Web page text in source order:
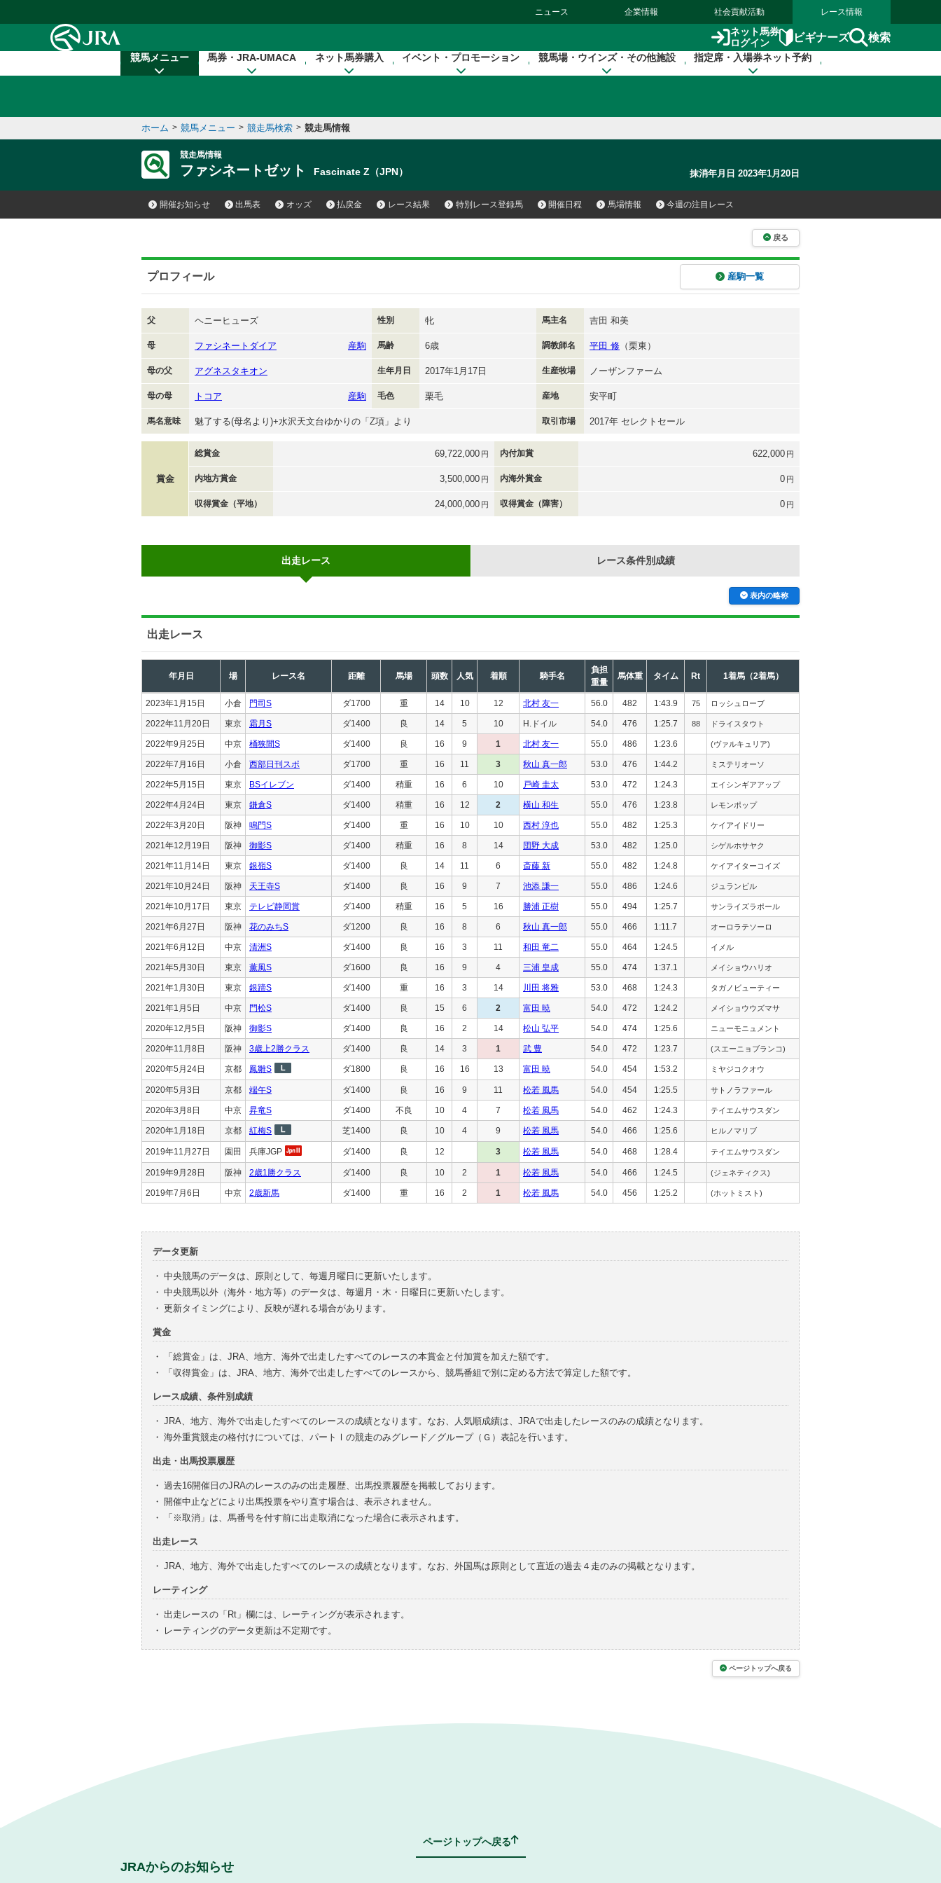
ニュース 企業情報 社会貢献活動 レース情報
ネット馬券
ログイン
ビギナーズ 検索
競馬メニュー 馬券・JRA-UMACA ネット馬券購入 イベント・プロモーション 競馬場・ウインズ・その他施設 指定席・入場券ネット予約
ホーム > 競馬メニュー > 競走馬検索 > 競走馬情報
競走馬情報
ファシネートゼット Fascinate Z（JPN） 抹消年月日 2023年1月20日
開催お知らせ 出馬表 オッズ 払戻金 レース結果 特別レース登録馬 開催日程 馬場情報 今週の注目レース
戻る
プロフィール 産駒一覧
父 ヘニーヒューズ 性別 牝 馬主名 吉田 和美
母 ファシネートダイア 産駒 馬齢 6歳 調教師名 平田 修 （栗東）
母の父 アグネスタキオン 生年月日 2017年1月17日 生産牧場 ノーザンファーム
母の母 トコア 産駒 毛色 栗毛 産地 安平町
馬名意味 魅了する(母名より)+水沢天文台ゆかりの「Z項」より 取引市場 2017年 セレクトセール
賞金
総賞金 69,722,000 円 内付加賞 622,000 円
内地方賞金 3,500,000 円 内海外賞金 0 円
収得賞金（平地） 24,000,000 円 収得賞金（障害） 0 円
出走レース レース条件別成績
表内の略称
出走レース
年月日 場 レース名 距離 馬場 頭数 人気 着順 騎手名
負担
重量
馬体重 タイム Rt 1着馬（2着馬）
2023年1月15日 小倉 門司S ダ1700 重 14 10 12 北村 友一 56.0 482 1:43.9 75 ロッシュローブ
2022年11月20日 東京 霜月S ダ1400 良 14 5 10 H.ドイル 54.0 476 1:25.7 88 ドライスタウト
2022年9月25日 中京 桶狭間S ダ1400 良 16 9 1 北村 友一 55.0 486 1:23.6 (ヴァルキュリア)
2022年7月16日 小倉 西部日刊スポ ダ1700 重 16 11 3 秋山 真一郎 53.0 476 1:44.2 ミステリオーソ
2022年5月15日 東京 BSイレブン ダ1400 稍重 16 6 10 戸崎 圭太 53.0 472 1:24.3 エイシンギアアップ
2022年4月24日 東京 鎌倉S ダ1400 稍重 16 12 2 横山 和生 55.0 476 1:23.8 レモンポップ
2022年3月20日 阪神 鳴門S ダ1400 重 16 10 10 西村 淳也 55.0 482 1:25.3 ケイアイドリー
2021年12月19日 阪神 御影S ダ1400 稍重 16 8 14 団野 大成 53.0 482 1:25.0 シゲルホサヤク
2021年11月14日 東京 銀嶺S ダ1400 良 14 11 6 斎藤 新 55.0 482 1:24.8 ケイアイターコイズ
2021年10月24日 阪神 天王寺S ダ1400 良 16 9 7 池添 謙一 55.0 486 1:24.6 ジュランビル
2021年10月17日 東京 テレビ静岡賞 ダ1400 稍重 16 5 16 勝浦 正樹 55.0 494 1:25.7 サンライズラポール
2021年6月27日 阪神 花のみちS ダ1200 良 16 8 6 秋山 真一郎 55.0 466 1:11.7 オーロラテソーロ
2021年6月12日 中京 清洲S ダ1400 良 16 3 11 和田 竜二 55.0 464 1:24.5 イメル
2021年5月30日 東京 薫風S ダ1600 良 16 9 4 三浦 皇成 55.0 474 1:37.1 メイショウハリオ
2021年1月30日 東京 銀蹄S ダ1400 重 16 3 14 川田 将雅 53.0 468 1:24.3 タガノビューティー
2021年1月5日 中京 門松S ダ1400 良 15 6 2 富田 暁 54.0 472 1:24.2 メイショウウズマサ
2020年12月5日 阪神 御影S ダ1400 良 16 2 14 松山 弘平 54.0 474 1:25.6 ニューモニュメント
2020年11月8日 阪神 3歳上2勝クラス ダ1400 良 14 3 1 武 豊 54.0 472 1:23.7 (スエーニョブランコ)
2020年5月24日 京都 鳳雛S ダ1800 良 16 16 13 富田 暁 54.0 454 1:53.2 ミヤジコクオウ
2020年5月3日 京都 端午S ダ1400 良 16 9 11 松若 風馬 54.0 454 1:25.5 サトノラファール
2020年3月8日 中京 昇竜S ダ1400 不良 10 4 7 松若 風馬 54.0 462 1:24.3 テイエムサウスダン
2020年1月18日 京都 紅梅S 芝1400 良 10 4 9 松若 風馬 54.0 466 1:25.6 ヒルノマリブ
2019年11月27日 園田 兵庫JGP ダ1400 良 12 3 松若 風馬 54.0 468 1:28.4 テイエムサウスダン
2019年9月28日 阪神 2歳1勝クラス ダ1400 良 10 2 1 松若 風馬 54.0 466 1:24.5 (ジェネティクス)
2019年7月6日 中京 2歳新馬 ダ1400 重 16 2 1 松若 風馬 54.0 456 1:25.2 (ホットミスト)
データ更新
・ 中央競馬のデータは、原則として、毎週月曜日に更新いたします。
・ 中央競馬以外（海外・地方等）のデータは、毎週月・木・日曜日に更新いたします。
・ 更新タイミングにより、反映が遅れる場合があります。
賞金
・
「総賞金」は、JRA、地方、海外で出走したすべてのレースの本賞金と付加賞を加えた額です。
・
「収得賞金」は、JRA、地方、海外で出走したすべてのレースから、競馬番組で別に定める方法で算定した額です。
レース成績、条件別成績
・ JRA、地方、海外で出走したすべてのレースの成績となります。なお、人気順成績は、JRAで出走したレースのみの成績となります。
・ 海外重賞競走の格付けについては、パートⅠの競走のみグレード／グループ（Ｇ）表記を行います。
出走・出馬投票履歴
・ 過去16開催日のJRAのレースのみの出走履歴、出馬投票履歴を掲載しております。
・ 開催中止などにより出馬投票をやり直す場合は、表示されません。
・
「※取消」は、馬番号を付す前に出走取消になった場合に表示されます。
出走レース
・ JRA、地方、海外で出走したすべてのレースの成績となります。なお、外国馬は原則として直近の過去４走のみの掲載となります。
レーティング
・ 出走レースの「Rt」欄には、レーティングが表示されます。
・
レーティングのデータ更新は不定期です。
ページトップへ戻る
ページトップへ戻る
JRAからのお知らせ